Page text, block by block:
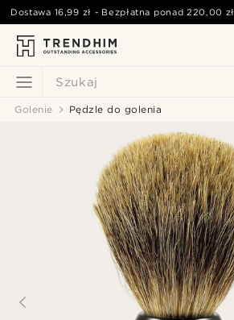
Szukaj
Dostawa 16,99 zł - Bezpłatna ponad220,00 zł
Golenie Pędzle do golenia